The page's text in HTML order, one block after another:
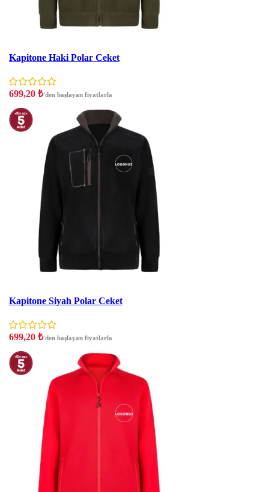
Kapitone Haki Polar Ceket
699,20 ₺'den başlayan fiyatlarla
Kapitone Siyah Polar Ceket
699,20 ₺'den başlayan fiyatlarla